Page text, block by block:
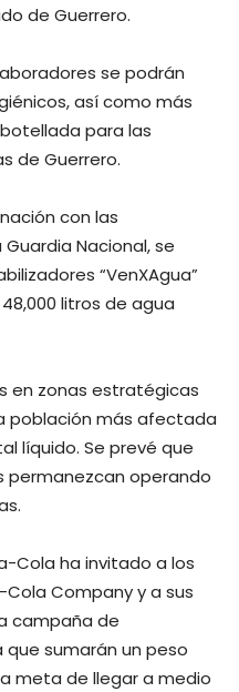
de Guerrero.
se podrán
así como más
para las
de Guerrero.
con las
Nacional, se
“VenXAgua”
litros de agua
en zonas estratégicas
población más afectada
líquido. Se prevé que
permanezcan operando
Cola ha invitado a los
Company y a sus
campaña de
sumarán un peso
meta de llegar a medio